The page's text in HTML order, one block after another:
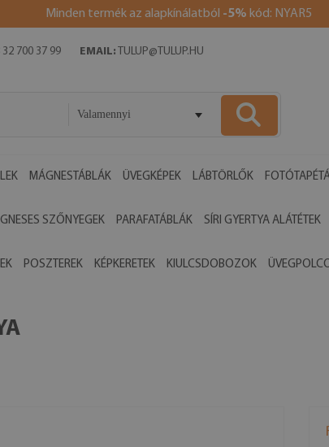
Minden termék az alapkínálatból -5% kód: NYAR5
32 700 37 99 EMAIL: TULUP@TULUP.HU
Valamennyi
MÁGNESTÁBLÁK ÜVEGKÉPEK LÁBTÖRLŐK
SZŐNYEGEK PARAFATÁBLÁK SÍRI GYERTYA ALÁTÉTEK
POSZTEREK KÉPKERETEK KIULCSDOBOZOK